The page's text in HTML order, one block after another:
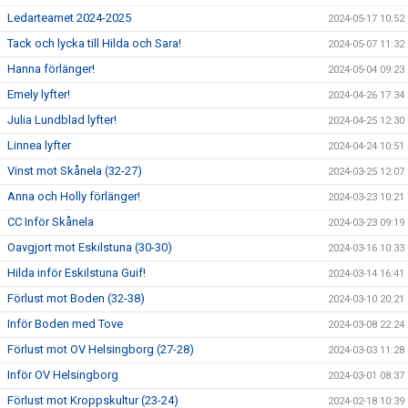
Ledarteamet 2024-2025 2024-05-17 10:52
Tack och lycka till Hilda och Sara! 2024-05-07 11:32
Hanna förlänger! 2024-05-04 09:23
Emely lyfter! 2024-04-26 17:34
Julia Lundblad lyfter! 2024-04-25 12:30
Linnea lyfter 2024-04-24 10:51
Vinst mot Skånela (32-27) 2024-03-25 12:07
Anna och Holly förlänger! 2024-03-23 10:21
CC Inför Skånela 2024-03-23 09:19
Oavgjort mot Eskilstuna (30-30) 2024-03-16 10:33
Hilda inför Eskilstuna Guif! 2024-03-14 16:41
Förlust mot Boden (32-38) 2024-03-10 20:21
Inför Boden med Tove 2024-03-08 22:24
Förlust mot OV Helsingborg (27-28) 2024-03-03 11:28
Inför OV Helsingborg 2024-03-01 08:37
Förlust mot Kroppskultur (23-24) 2024-02-18 10:39